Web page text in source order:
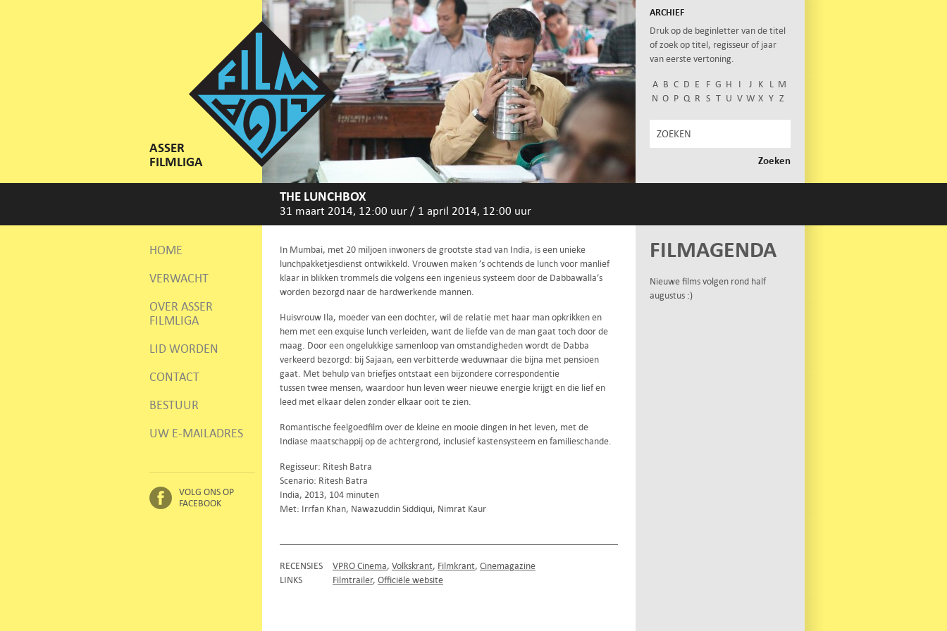
ASSER
FILMLIGA
ARCHIEF
Druk op de beginletter van de titel
of zoek op titel, regisseur of jaar
van eerste vertoning.
A B C D E F G H I J K L M
N O P Q R S T U V W X Y Z
THE LUNCHBOX
31 maart 2014, 12:00 uur / 1 april 2014, 12:00 uur
HOME
VERWACHT
OVER ASSER
FILMLIGA
LID WORDEN
CONTACT
BESTUUR
UW E-MAILADRES
VOLG ONS OP
FACEBOOK
In Mumbai, met 20 miljoen inwoners de grootste stad van India, is een unieke
lunchpakketjesdienst ontwikkeld. Vrouwen maken ’s ochtends de lunch voor manlief
klaar in blikken trommels die volgens een ingenieus systeem door de Dabbawalla’s
worden bezorgd naar de hardwerkende mannen.
Huisvrouw Ila, moeder van een dochter, wil de relatie met haar man opkrikken en
hem met een exquise lunch verleiden, want de liefde van de man gaat toch door de
maag. Door een ongelukkige samenloop van omstandigheden wordt de Dabba
verkeerd bezorgd: bij Sajaan, een verbitterde weduwnaar die bijna met pensioen
gaat. Met behulp van briefjes ontstaat een bijzondere correspondentie
tussen twee mensen, waardoor hun leven weer nieuwe energie krijgt en die lief en
leed met elkaar delen zonder elkaar ooit te zien.
Romantische feelgoedfilm over de kleine en mooie dingen in het leven, met de
Indiase maatschappij op de achtergrond, inclusief kastensysteem en familieschande.
Regisseur: Ritesh Batra
Scenario: Ritesh Batra
India, 2013, 104 minuten
Met: Irrfan Khan, Nawazuddin Siddiqui, Nimrat Kaur
RECENSIES VPRO Cinema Volkskrant Filmkrant Cinemagazine
LINKS
Filmtrailer Officiële website
FILMAGENDA
Nieuwe films volgen rond half
augustus :)